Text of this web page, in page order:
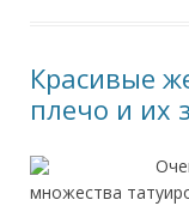
Красивые
плечо и их
множества